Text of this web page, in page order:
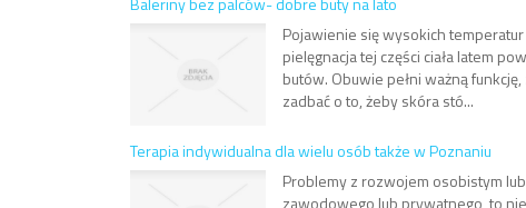
Pojawienie się wysokich
pielęgnacja tej części ciała latem
butów. Obuwie pełni ważną
zadbać o to, żeby skóra stó...
Terapia indywidualna dla wielu osób także w Poznaniu
Problemy z rozwojem osobistym
zawodowego lub prywatnego, to